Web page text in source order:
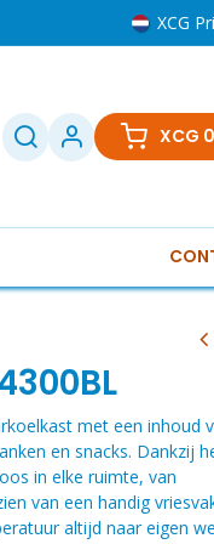
XCG
XCG
met een inhoud
en snacks. Dankzij
in elke ruimte, van
van een handig
altijd naar eigen